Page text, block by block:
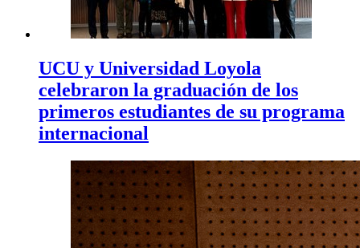
UCU y Universidad Loyola
celebraron la graduación de los
primeros estudiantes de su programa
internacional